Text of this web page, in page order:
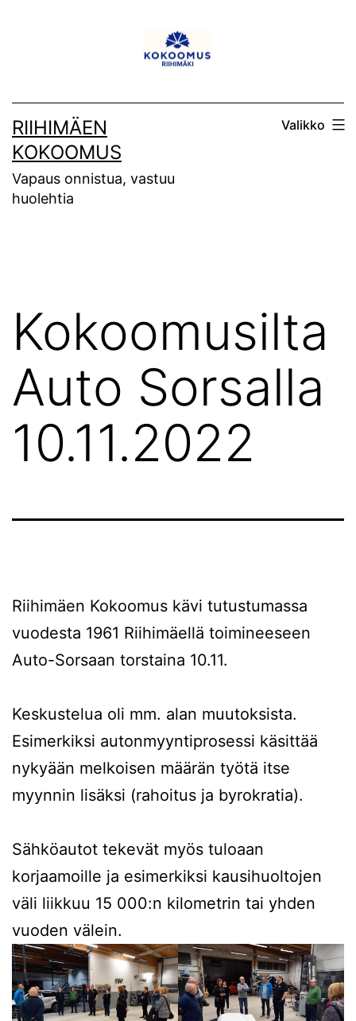
RIIHIMÄEN
KOKOOMUS
Vapaus onnistua, vastuu
huolehtia
Valikko
Kokoomusilta
Auto Sorsalla
10.11.2022
Riihimäen Kokoomus kävi tutustumassa
vuodesta 1961 Riihimäellä toimineeseen
Auto-Sorsaan torstaina 10.11.
Keskustelua oli mm. alan muutoksista.
Esimerkiksi autonmyyntiprosessi käsittää
nykyään melkoisen määrän työtä itse
myynnin lisäksi (rahoitus ja byrokratia).
Sähköautot tekevät myös tuloaan
korjaamoille ja esimerkiksi kausihuoltojen
väli liikkuu 15 000:n kilometrin tai yhden
vuoden välein.